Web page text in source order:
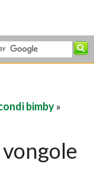
bimby»
vongole